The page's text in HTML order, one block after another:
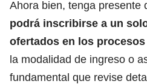
Ahora bien, tenga presente
podrá inscribirse a un
ofertados en los
la modalidad de ingreso o
fundamental que revise